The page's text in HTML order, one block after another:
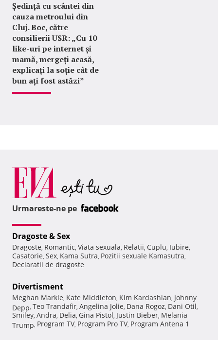
Ședință cu scântei din
cauza metroului din
Cluj. Boc, către
consilierii USR: „Cu 10
like-uri pe internet și
mamă, mergeți acasă,
explicați la soție cât de
bun ați fost astăzi”
Urmareste-ne pe
Dragoste & Sex
Dragoste, Romantic, Viata sexuala, Relatii, Cuplu, Iubire,
Casatorie, Sex, Kama Sutra, Pozitii sexuale Kamasutra,
Declaratii de dragoste
Divertisment
Meghan Markle, Kate Middleton, Kim Kardashian, Johnny
Depp, Teo Trandafir, Angelina Jolie, Dana Rogoz, Dani Otil,
Smiley, Andra, Delia, Gina Pistol, Justin Bieber, Melania
Trump, Program TV, Program Pro TV, Program Antena 1